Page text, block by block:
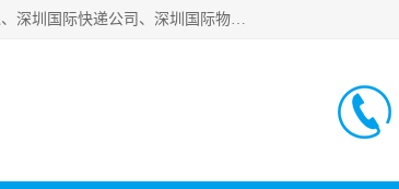
深圳市鑫飞速国际物流有限公司是一家从事深圳国际快递，业务涵盖范围：深圳DHL国际快递、深圳国际快递公司、深圳国际物流公司、深圳国际快递、深圳DHL国际快递电话可拨打全国服务热线：15019287411。欢迎各位亲来人来电到我司洽谈合作。